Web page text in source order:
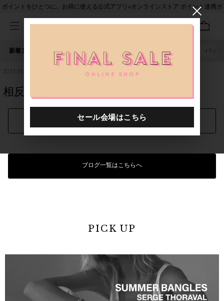
ポイントをひとつに。お得に使える公式アプリ×オンラインストア ポイント連携ガ
新着アイテム 人気ワード セール 40th限定 バッグ
2023.01.19
相反するものの衝突！果たして、、
シェアする
ブログ一覧はこちらへ
PICK UP